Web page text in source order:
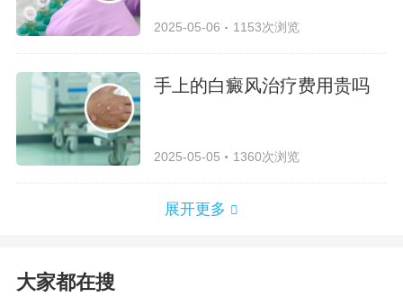
2025-05-06 1153次浏览
手上的白癜风治疗费用贵吗
2025-05-05 1360次浏览
展开更多
大家都在搜